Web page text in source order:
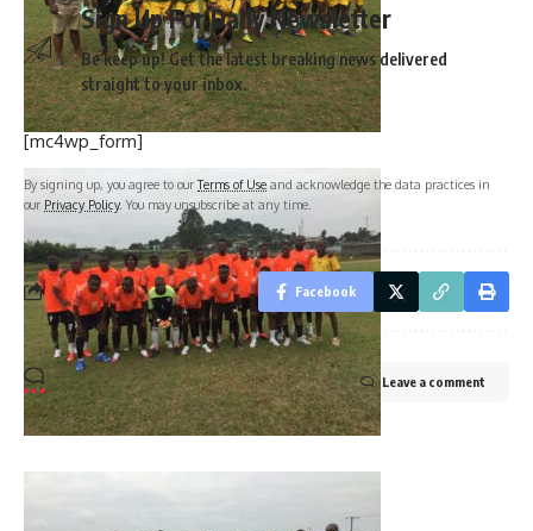
Sign Up For Daily Newsletter
Be keep up! Get the latest breaking news delivered
straight to your inbox.
[mc4wp_form]
By signing up, you agree to ourTerms of Use and acknowledge the data practices in
our Privacy Policy. You may unsubscribe at any time.
Facebook
Leave a comment